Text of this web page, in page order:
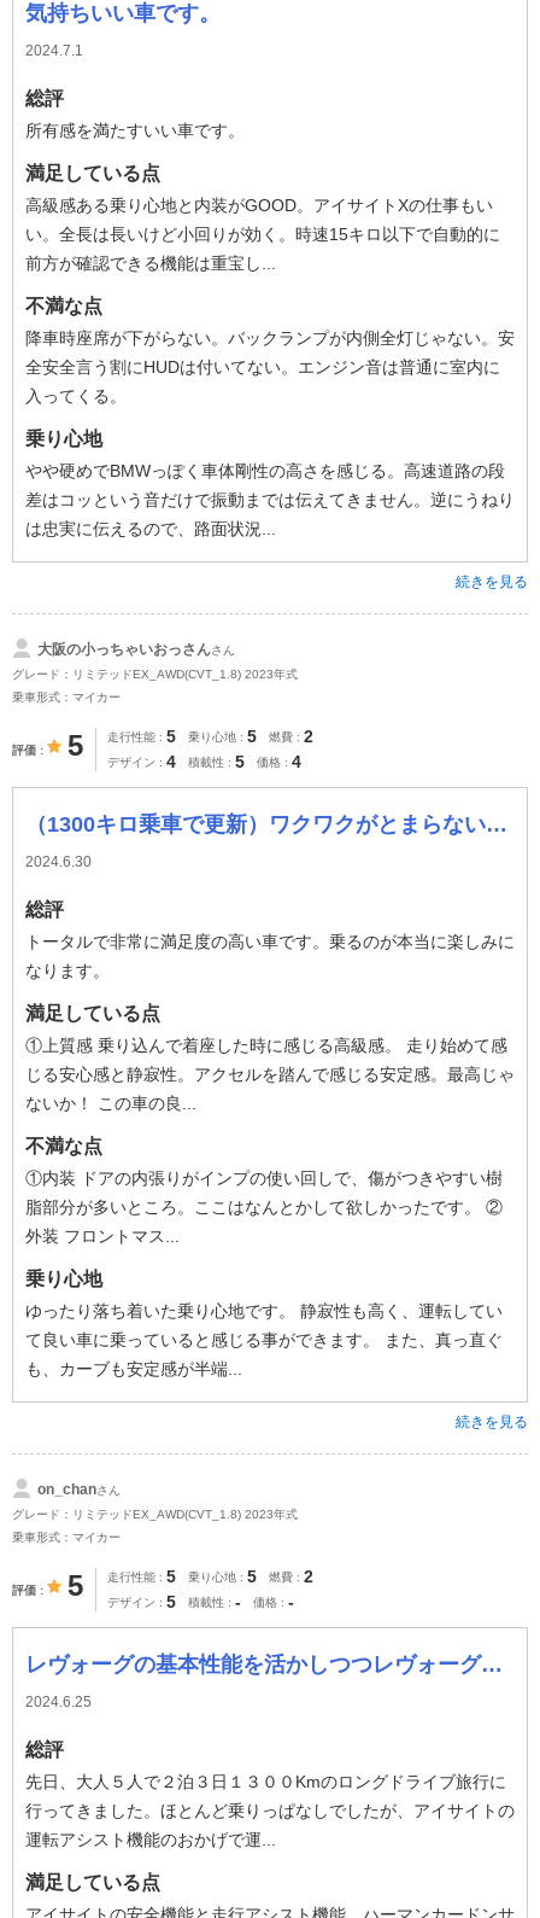
気持ちいい車です。
2024.7.1
総評
所有感を満たすいい車です。
満足している点
高級感ある乗り心地と内装がGOOD。アイサイトXの仕事もい
い。全長は長いけど小回りが効く。時速15キロ以下で自動的に
前方が確認できる機能は重宝し...
不満な点
降車時座席が下がらない。バックランプが内側全灯じゃない。安
全安全言う割にHUDは付いてない。エンジン音は普通に室内に
入ってくる。
乗り心地
やや硬めでBMWっぽく車体剛性の高さを感じる。高速道路の段
差はコッという音だけで振動までは伝えてきません。逆にうねり
は忠実に伝えるので、路面状況...
続きを見る
大阪の小っちゃいおっさんさん
グレード：リミテッドEX_AWD(CVT_1.8) 2023年式
乗車形式：マイカー
評価 5 走行性能 5 乗り心地 5 燃費 2
デザイン 4 積載性 5 価格 4
（1300キロ乗車で更新）ワクワクがとまらない。全てが上質で最高の車。
2024.6.30
総評
トータルで非常に満足度の高い車です。乗るのが本当に楽しみに
なります。
満足している点
①上質感 乗り込んで着座した時に感じる高級感。 走り始めて感
じる安心感と静寂性。アクセルを踏んで感じる安定感。最高じゃ
ないか！ この車の良...
不満な点
①内装 ドアの内張りがインプの使い回しで、傷がつきやすい樹
脂部分が多いところ。ここはなんとかして欲しかったです。 ②
外装 フロントマス...
乗り心地
ゆったり落ち着いた乗り心地です。 静寂性も高く、運転してい
て良い車に乗っていると感じる事ができます。 また、真っ直ぐ
も、カーブも安定感が半端...
続きを見る
on_chanさん
グレード：リミテッドEX_AWD(CVT_1.8) 2023年式
乗車形式：マイカー
評価 5 走行性能 5 乗り心地 5 燃費 2
デザイン 5 積載性 - 価格 -
レヴォーグの基本性能を活かしつつレヴォーグよりも日常生活の使用にマッチしている車
2024.6.25
総評
先日、大人５人で２泊３日１３００Kmのロングドライブ旅行に
行ってきました。ほとんど乗りっぱなしでしたが、アイサイトの
運転アシスト機能のおかげで運...
満足している点